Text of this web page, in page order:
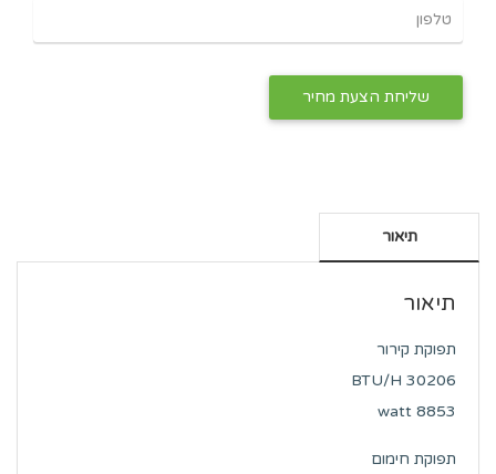
תיאור
תיאור
תפוקת קירור
BTU/H 30206
watt 8853
תפוקת חימום